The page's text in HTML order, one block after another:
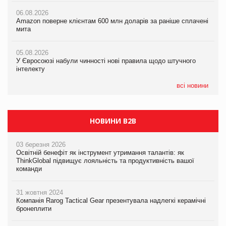
06.08.2026
Amazon поверне клієнтам 600 млн доларів за раніше сплачені
мита
05.08.2026
У Євросоюзі набули чинності нові правила щодо штучного
інтелекту
всі новини
05.08.2026
Смачне поповнення дитячого меню: у VARUS з’явилися
05.08.2026
Сергій Лісунов про заморожені хлібобулочні вироби на
05.08.2026
У Євросоюзі набули чинності нові правила щодо штучного
інтелекту
05.08.2026
Рекламна платформа вимагає від Google компенсацію за
втрату 6,9 трлн рекламних показів
НОВИНИ B2B
03 березня 2026
Освітній бенефіт як інструмент утримання талантів: як
ThinkGlobal підвищує лояльність та продуктивність вашої
команди
31 жовтня 2024
Компанія Rarog Tactical Gear презентувала надлегкі керамічні
бронеплити